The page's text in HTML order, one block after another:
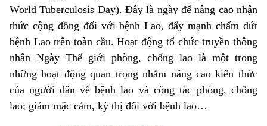
World Tuberculosis Day). Đây là ngày để nâng cao nhận
thức cộng đồng đối với bệnh Lao, đẩy mạnh chấm dứt
bệnh Lao trên toàn cầu. Hoạt động tổ chức truyền thông
nhân Ngày Thế giới phòng, chống lao là một trong
những hoạt động quan trọng nhằm nâng cao kiến thức
của người dân về bệnh lao và công tác phòng, chống
lao; giảm mặc cảm, kỳ thị đối với bệnh lao…